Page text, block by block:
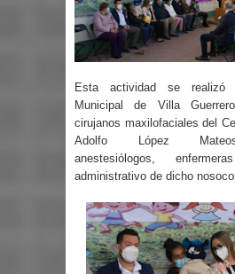
Esta actividad se realizó
Municipal de Villa
cirujanos maxilofaciales del
Adolfo López
anestesiólogos,
administrativo de dicho